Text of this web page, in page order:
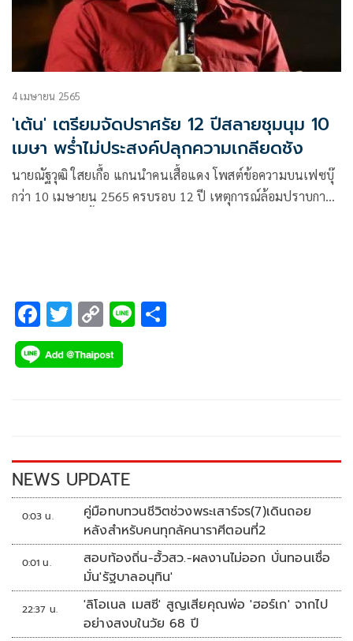
4 เมษายน 2565
'เต้น' เตรียมจัดปราศรัย 12 ปีสลายชุมนุม 10
เมษา พร่ำไม่ประสงค์ปลุกความเกลียดชัง
นายณัฐวุฒิ ใสยเกื้อ แกนนำคนเสื้อแดง โพสต์ข้อความบนเฟซบุ๊
กว่า 10 เมษายน 2565 ครบรอบ 12 ปี เหตุการณ์ล้อมปราบการ
F
ac
e
k
T
wi
tt
C
o
p
k
Li
NEWS UPDATE
0:03 น.
คู่มือทบทวนชีวิตช่วงพระเสาร์จร(7)เดินถอย
หลังสำหรับคนทุกลัคนาราศีตอนที่2
0:01 น.
สอบท้องถิ่น-ฮั้วสว.-ผลงานไม่ออก บั่นทอนเชื่อ
มั่น'รัฐบาลอนุทิน'
22:37 น.
'ลิโอเนล เมสซี' สูญเสียคุณพ่อ 'ฮอร์เก' จากไป
อย่างสงบในวัย 68 ปี